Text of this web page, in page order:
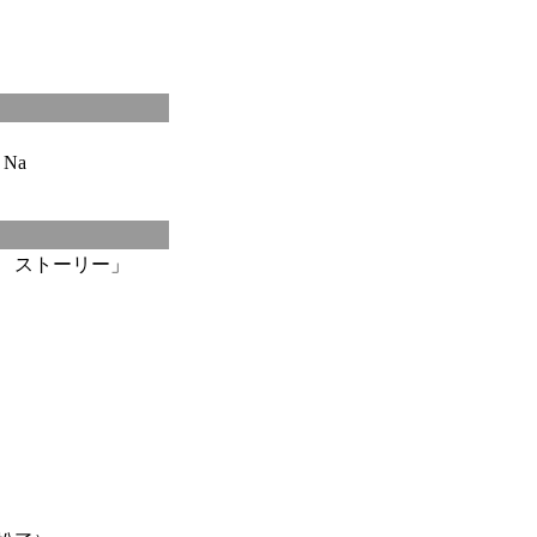
トーリー」